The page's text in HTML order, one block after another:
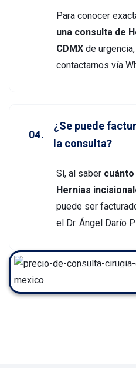
Para conocer
una consulta de
CDMX de
contactarnos vía
¿Se puede
la consulta?
Sí, al saber
Hernias
puede ser
el Dr. Ángel Darío